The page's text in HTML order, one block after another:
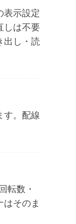
表示設定
しは不要
出し・読
す。配線
転数・
そのま